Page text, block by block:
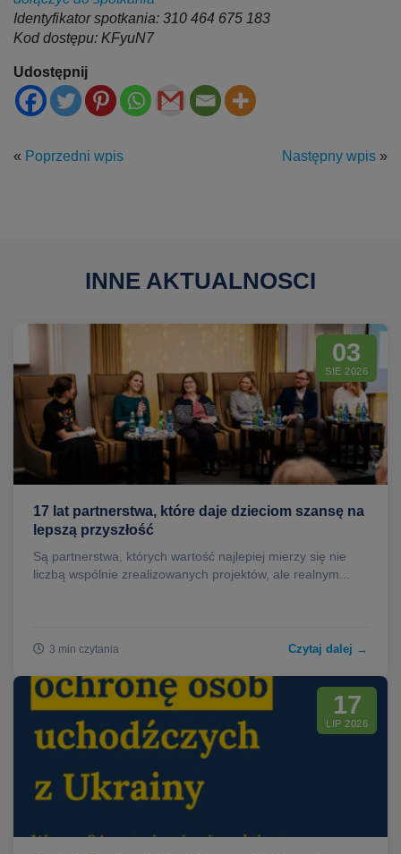
Identyfikator spotkania: 310 464 675 183
Kod dostępu: KFyuN7
Udostępnij
« Poprzedni wpis Następny wpis »
INNE AKTUALNOSCI
03
SIE 2026
17 lat partnerstwa, które daje dzieciom szansę na
lepszą przyszłość
Są partnerstwa, których wartość najlepiej mierzy się nie
liczbą wspólnie zrealizowanych projektów, ale realnym...
3 min czytania Czytaj dalej →
17
LIP 2026